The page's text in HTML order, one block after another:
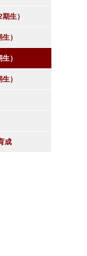
生）
）
）
）
成